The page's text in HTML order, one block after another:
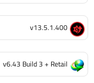
v13.5.1.400
v6.43 Build 3 + Retail